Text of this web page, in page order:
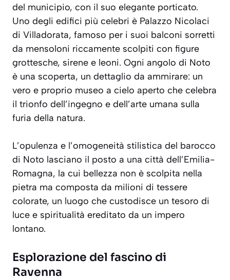
del municipio, con il suo elegante porticato.
Uno degli edifici più celebri è Palazzo Nicolaci
di Villadorata, famoso per i suoi balconi sorretti
da mensoloni riccamente scolpiti con figure
grottesche, sirene e leoni. Ogni angolo di Noto
è una scoperta, un dettaglio da ammirare: un
vero e proprio museo a cielo aperto che celebra
il trionfo dell’ingegno e dell’arte umana sulla
furia della natura.
L’opulenza e l’omogeneità stilistica del barocco
di Noto lasciano il posto a una città dell’Emilia-
Romagna, la cui bellezza non è scolpita nella
pietra ma composta da milioni di tessere
colorate, un luogo che custodisce un tesoro di
luce e spiritualità ereditato da un impero
lontano.
Esplorazione del fascino di
Ravenna